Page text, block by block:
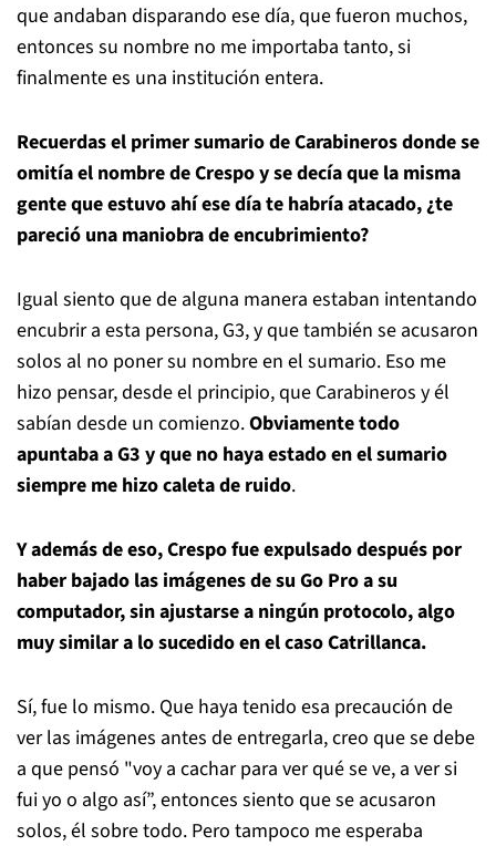
que andaban disparando ese día, que fueron muchos,
entonces su nombre no me importaba tanto, si
finalmente es una institución entera.
Recuerdas el primer sumario de Carabineros donde se
omitía el nombre de Crespo y se decía que la misma
gente que estuvo ahí ese día te habría atacado, ¿te
pareció una maniobra de encubrimiento?
Igual siento que de alguna manera estaban intentando
encubrir a esta persona, G3, y que también se acusaron
solos al no poner su nombre en el sumario. Eso me
hizo pensar, desde el principio, que Carabineros y él
sabían desde un comienzo.Obviamente todo
apuntaba a G3 y que no haya estado en el sumario
siempre me hizo caleta de ruido.
Y además de eso, Crespo fue expulsado después por
haber bajado las imágenes de su Go Pro a su
computador, sin ajustarse a ningún protocolo, algo
muy similar a lo sucedido en el caso Catrillanca.
Sí, fue lo mismo. Que haya tenido esa precaución de
ver las imágenes antes de entregarla, creo que se debe
a que pensó "voy a cachar para ver qué se ve, a ver si
fui yo o algo así”, entonces siento que se acusaron
solos, él sobre todo. Pero tampoco me esperaba